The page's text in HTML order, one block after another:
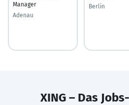
Manager
Adenau
Berlin
XING – Das